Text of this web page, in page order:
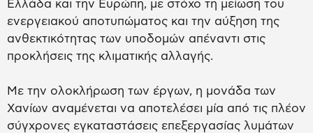
Ελλάδα και την Ευρώπη, με στόχο τη μείωση του
ενεργειακού αποτυπώματος και την αύξηση της
ανθεκτικότητας των υποδομών απέναντι στις
προκλήσεις της κλιματικής αλλαγής.
Με την ολοκλήρωση των έργων, η μονάδα των
Χανίων αναμένεται να αποτελέσει μία από τις πλέον
σύγχρονες εγκαταστάσεις επεξεργασίας λυμάτων